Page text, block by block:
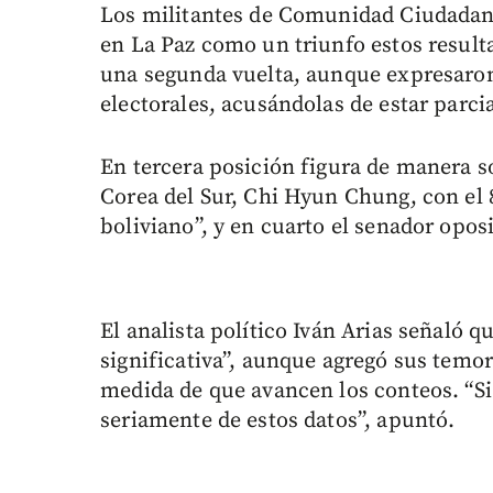
Los militantes de Comunidad
en La Paz como un triunfo estos
una segunda vuelta, aunque
electorales, acusándolas de estar
En tercera posición figura de manera
Corea del Sur, Chi Hyun Chung, con
boliviano”, y en cuarto el senador
El analista político Iván Arias señaló
significativa”, aunque agregó sus
medida de que avancen los conteos.
seriamente de estos datos”, apuntó.